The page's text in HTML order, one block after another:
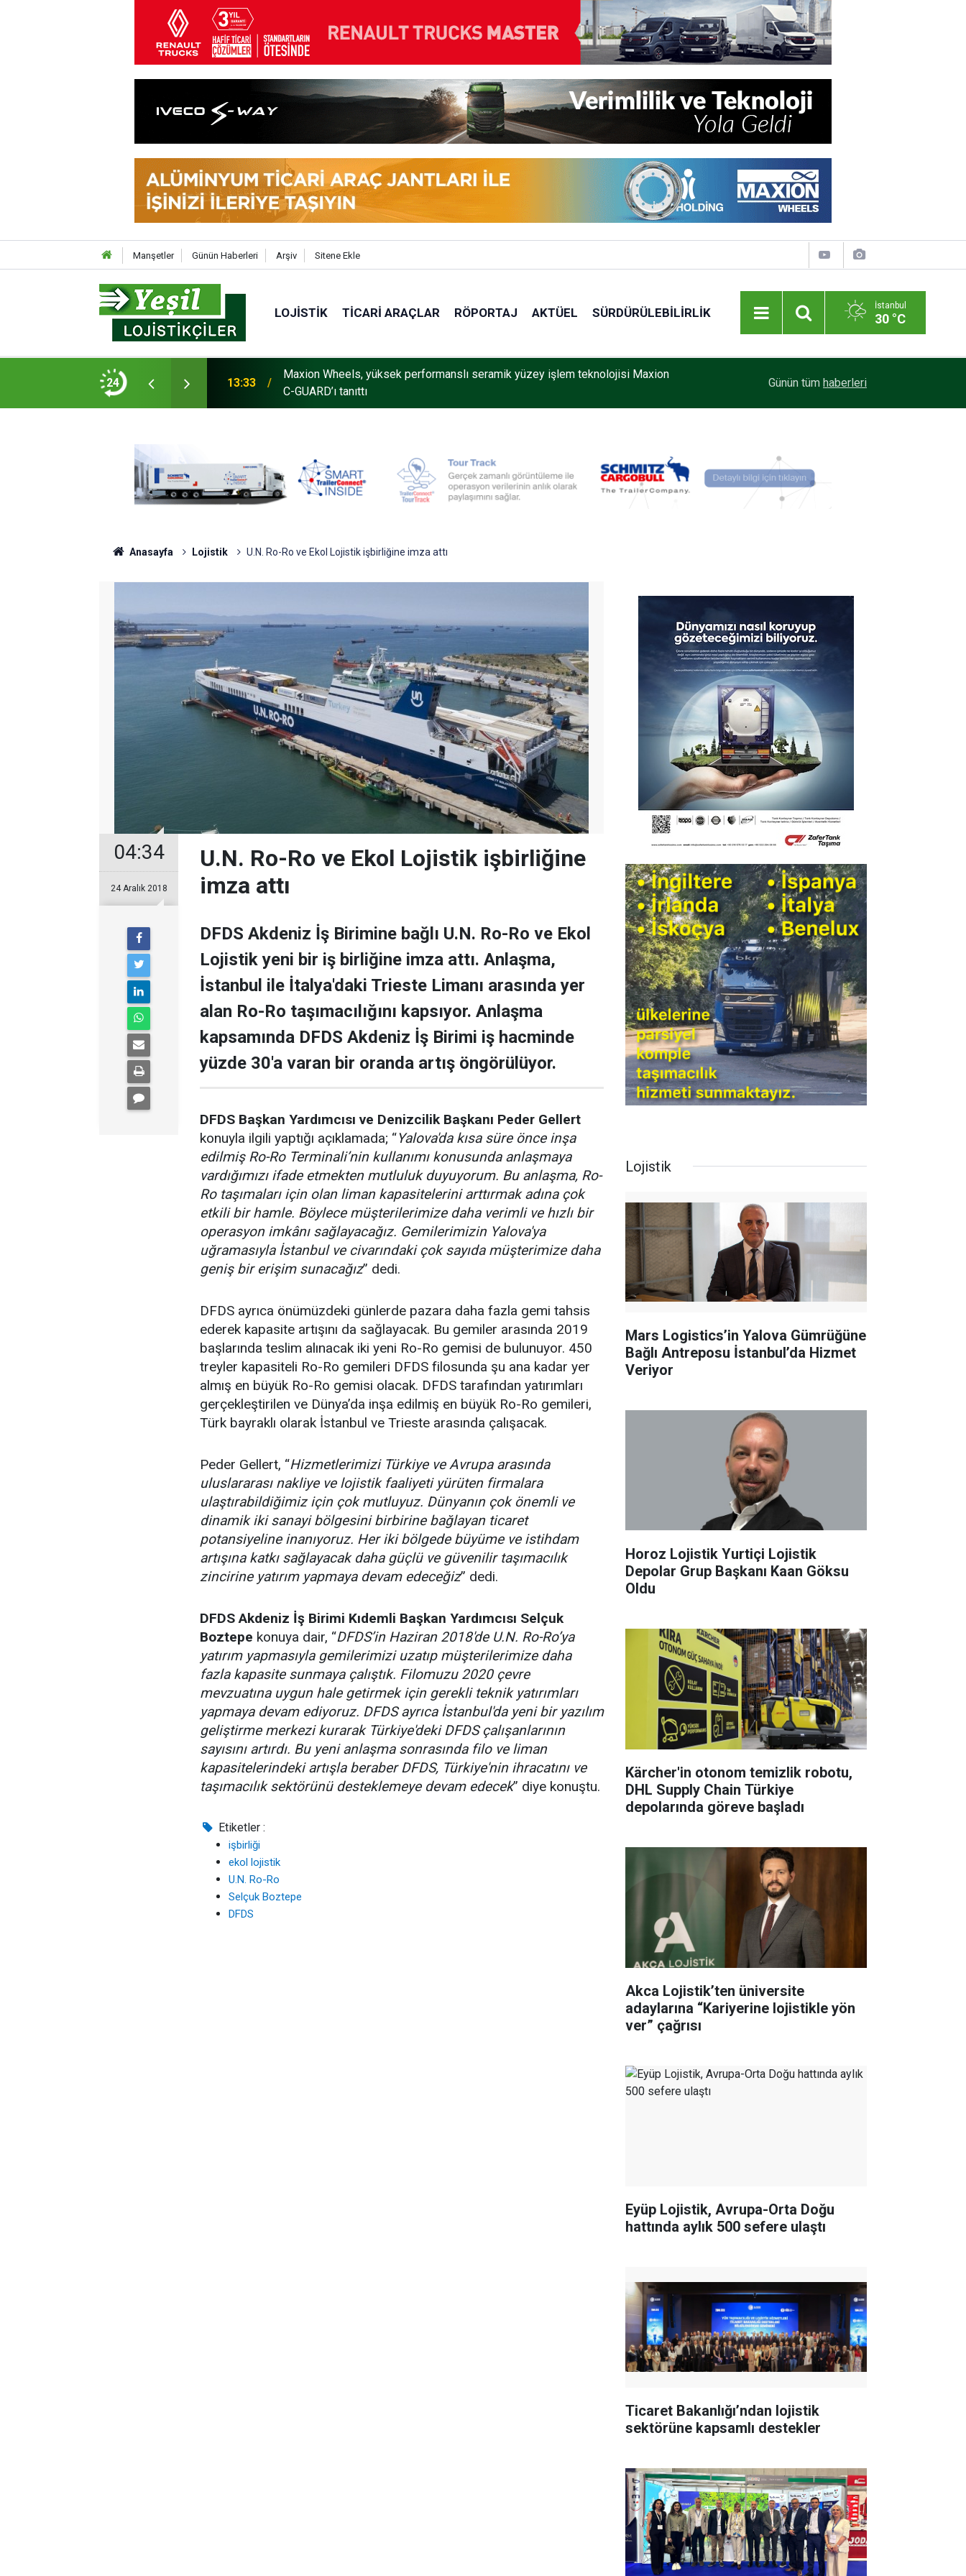
Manşetler Günün Haberleri Arşiv Sitene Ekle
LOJISTIK TICARI ARAÇLAR RÖPORTAJ AKTÜEL SÜRDÜRÜLEBILIRLIK İstanbul
30 °C
24
Avustralya’da tesis açtı 13:33
Maxion Wheels, yüksek performanslı seramik yüzey işlem teknolojisi Maxion
C-GUARD’ı tanıttı
Enver Geçgel Turizm, Filosuna Travego ve
Günün tüm haberleri
Anasayfa Lojistik U.N. Ro-Ro ve Ekol Lojistik işbirliğine imza attı
04:34
24 Aralık 2018
U.N. Ro-Ro ve Ekol Lojistik işbirliğine
imza attı
DFDS Akdeniz İş Birimine bağlı U.N. Ro-Ro ve Ekol
Lojistik yeni bir iş birliğine imza attı. Anlaşma,
İstanbul ile İtalya'daki Trieste Limanı arasında yer
alan Ro-Ro taşımacılığını kapsıyor. Anlaşma
kapsamında DFDS Akdeniz İş Birimi iş hacminde
yüzde 30'a varan bir oranda artış öngörülüyor.
DFDS Başkan Yardımcısı ve Denizcilik Başkanı Peder Gellert
konuyla ilgili yaptığı açıklamada; “Yalova'da kısa süre önce inşa
edilmiş Ro-Ro Terminali’nin kullanımı konusunda anlaşmaya
vardığımızı ifade etmekten mutluluk duyuyorum. Bu anlaşma, Ro-
Ro taşımaları için olan liman kapasitelerini arttırmak adına çok
etkili bir hamle. Böylece müşterilerimize daha verimli ve hızlı bir
operasyon imkânı sağlayacağız. Gemilerimizin Yalova'ya
uğramasıyla İstanbul ve civarındaki çok sayıda müşterimize daha
geniş bir erişim sunacağız” dedi.
DFDS ayrıca önümüzdeki günlerde pazara daha fazla gemi tahsis
ederek kapasite artışını da sağlayacak. Bu gemiler arasında 2019
başlarında teslim alınacak iki yeni Ro-Ro gemisi de bulunuyor. 450
treyler kapasiteli Ro-Ro gemileri DFDS filosunda şu ana kadar yer
almış en büyük Ro-Ro gemisi olacak. DFDS tarafından yatırımları
gerçekleştirilen ve Dünya’da inşa edilmiş en büyük Ro-Ro gemileri,
Türk bayraklı olarak İstanbul ve Trieste arasında çalışacak.
Peder Gellert, “Hizmetlerimizi Türkiye ve Avrupa arasında
uluslararası nakliye ve lojistik faaliyeti yürüten firmalara
ulaştırabildiğimiz için çok mutluyuz. Dünyanın çok önemli ve
dinamik iki sanayi bölgesini birbirine bağlayan ticaret
potansiyeline inanıyoruz. Her iki bölgede büyüme ve istihdam
artışına katkı sağlayacak daha güçlü ve güvenilir taşımacılık
zincirine yatırım yapmaya devam edeceğiz” dedi.
DFDS Akdeniz İş Birimi Kıdemli Başkan Yardımcısı Selçuk
Boztepe konuya dair, “DFDS’in Haziran 2018'de U.N. Ro-Ro’ya
yatırım yapmasıyla gemilerimizi uzatıp müşterilerimize daha
fazla kapasite sunmaya çalıştık. Filomuzu 2020 çevre
mevzuatına uygun hale getirmek için gerekli teknik yatırımları
yapmaya devam ediyoruz. DFDS ayrıca İstanbul'da yeni bir yazılım
geliştirme merkezi kurarak Türkiye'deki DFDS çalışanlarının
sayısını artırdı. Bu yeni anlaşma sonrasında filo ve liman
kapasitelerindeki artışla beraber DFDS, Türkiye'nin ihracatını ve
taşımacılık sektörünü desteklemeye devam edecek” diye konuştu.
Etiketler :
işbirliği
ekol lojistik
U.N. Ro-Ro
Selçuk Boztepe
DFDS
Lojistik
Mars Logistics’in Yalova Gümrüğüne
Bağlı Antreposu İstanbul’da Hizmet
Veriyor
Horoz Lojistik Yurtiçi Lojistik
Depolar Grup Başkanı Kaan Göksu
Oldu
Kärcher'in otonom temizlik robotu,
DHL Supply Chain Türkiye
depolarında göreve başladı
Akca Lojistik’ten üniversite
adaylarına “Kariyerine lojistikle yön
ver” çağrısı
Eyüp Lojistik, Avrupa-Orta Doğu
hattında aylık 500 sefere ulaştı
Ticaret Bakanlığı’ndan lojistik
sektörüne kapsamlı destekler